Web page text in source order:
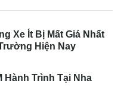
Xe Ít Bị Mất Giá Nhất
Hiện Nay
Hành Trình Tại Nha